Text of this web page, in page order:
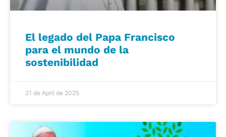
El legado del Papa Francisco
para el mundo de la
sostenibilidad
21 de April de 2025